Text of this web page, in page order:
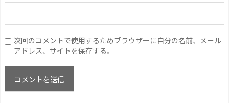
次回のコメントで使用するためブラウザーに自分の名前、メール
アドレス、サイトを保存する。